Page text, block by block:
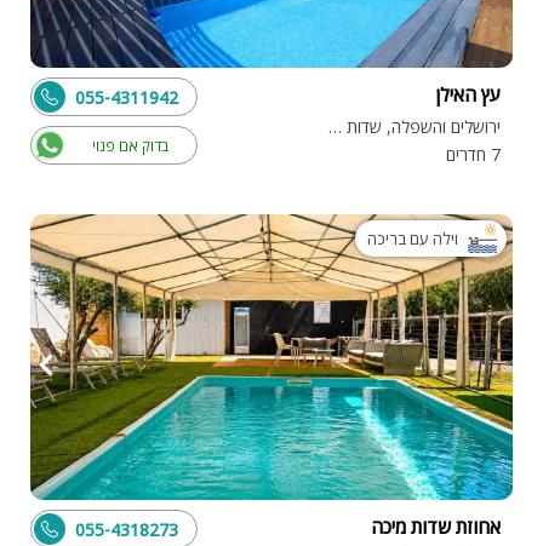
עץ האילן
ירושלים והשפלה, שדות מיכה
7 חדרים
בדוק אם פנוי
055-4311942
וילה עם בריכה
אחוזת שדות מיכה 055-4318273